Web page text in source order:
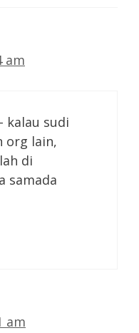
am
kalau sudi
org lain,
di
samada
am